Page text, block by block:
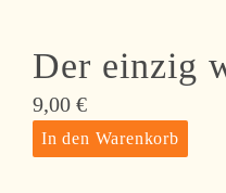
Der einzig
9,00 €